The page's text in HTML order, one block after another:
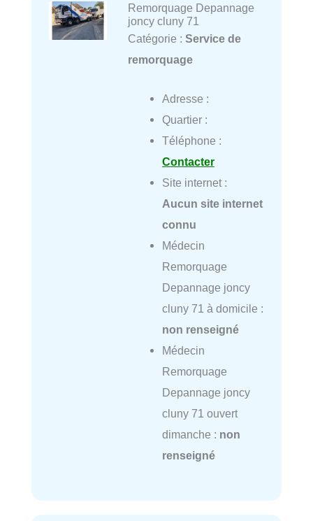
Remorquage Depannage
joncy cluny 71
Catégorie : Service de
remorquage
Adresse :
Quartier :
Téléphone :
Contacter
Site internet :
Aucun site internet
connu
Médecin
Remorquage
Depannage joncy
cluny 71 à domicile :
non renseigné
Médecin
Remorquage
Depannage joncy
cluny 71 ouvert
dimanche : non
renseigné